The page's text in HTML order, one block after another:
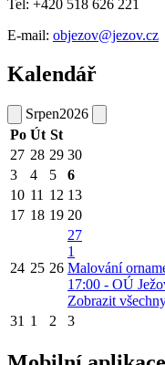
Tel: +420 518 626 221
E-mail: objezov@jezov.cz
Kalendář
Srpen2026
Po Út St
27 28 29 30
3
4 5 6
10 11 12 13
17 18 19 20
24 25 26
27
1
Malování
17:00 - OÚ
Zobrazit
31 1 2 3